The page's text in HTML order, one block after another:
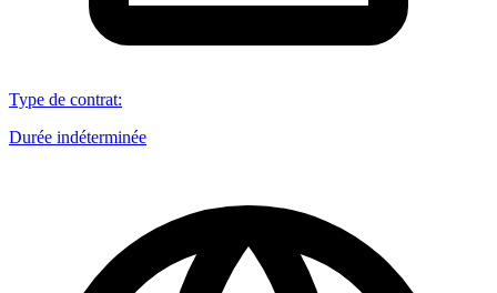
Type de contrat:
Durée indéterminée